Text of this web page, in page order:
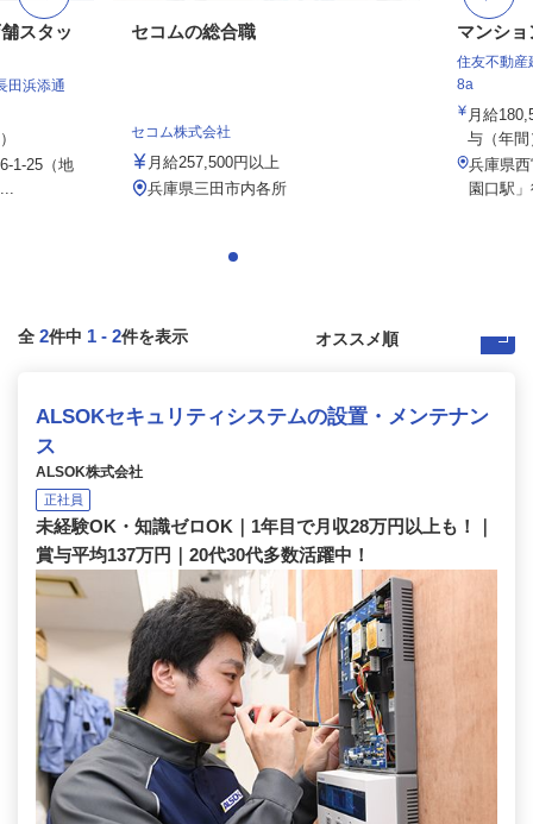
スタッ
田浜添通
1-25（地
セコムの総合職
セコム株式会社
月給257,500円以上
兵庫県三田市内各所
マンシ
住友不動産
8a
月給
与（年
兵庫県
園口駅
全 2件中 1 - 2件を表示
ALSOKセキュリティシステムの設置・メンテナン
ス
ALSOK株式会社
正社員
未経験OK・知識ゼロOK｜1年目で月収28万円以上も！｜
賞与平均137万円｜20代30代多数活躍中！